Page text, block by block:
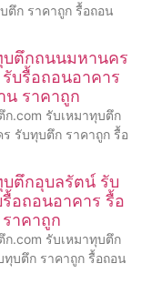
ตึก ราคาถูก รื้อถอน
บตึกถนนมหานคร
บรื้อถอนอาคาร
น ราคาถูก
ก.com รับเหมาทุบตึก
รับทุบตึก ราคาถูก รื้อ
บตึกอุบลรัตน์ รับ
อถอนอาคาร รื้อ
าคาถูก
ก.com รับเหมาทุบตึก
บตึก ราคาถูก รื้อถอน